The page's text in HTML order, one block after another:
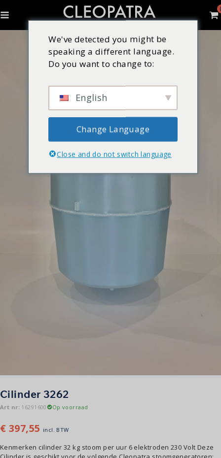
Cilinder 3262
Art nr: 16291600 Op voorraad
€ 397,55 incl. BTW
Kenmerken cilinder 32 kg stoom per uur 6 elektroden 230 Volt Deze
We've detected you might be
speaking a different language.
Do you want to change to:
English
Change Language
Close and do not switch language